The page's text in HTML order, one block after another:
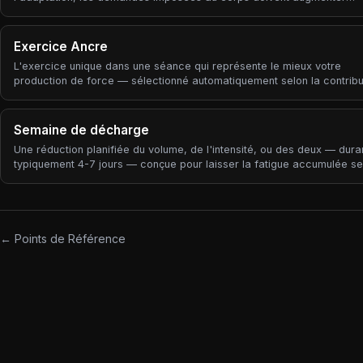
progrès à long terme — chaque modèle de périodisation, chaque
programme, chaque cadre de coaching est ultimement une façon de
Exercice Ancre
L'exercice unique dans une séance qui représente le mieux votre
production de force — sélectionné automatiquement selon la
RPE, nombre de séries).
Semaine de décharge
Une réduction planifiée du volume, de l'intensité, ou des deux —
typiquement 4-7 jours — conçue pour laisser la fatigue accumulée se
← Points de Référence